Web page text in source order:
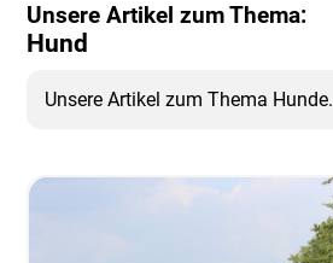
Unsere Artikel zum Thema:
Hund
Unsere Artikel zum Thema Hunde.